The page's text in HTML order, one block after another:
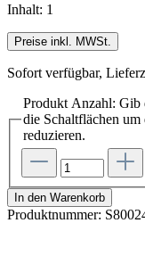
Inhalt: 1
Preise inkl. MWSt.
Sofort verfügbar,
Produkt Anzahl: Gib
die Schaltflächen
reduzieren.
In den Warenkorb
Produktnummer: